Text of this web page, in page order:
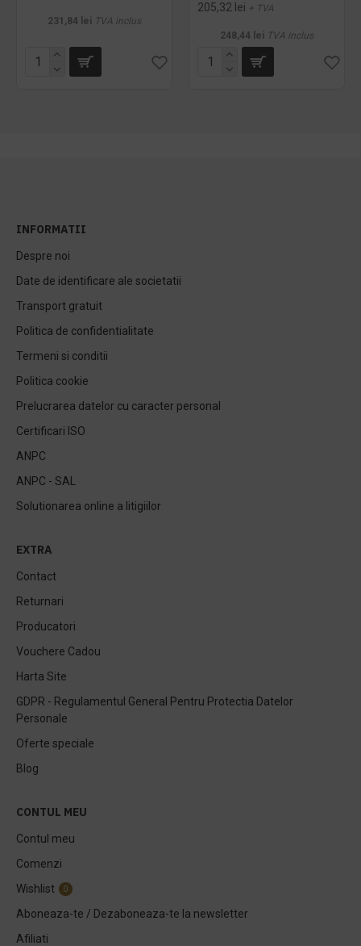
231,84 lei TVA inclus
205,32 lei + TVA
248,44 lei TVA inclus
INFORMATII
Despre noi
Date de identificare ale societatii
Transport gratuit
Politica de confidentialitate
Termeni si conditii
Politica cookie
Prelucrarea datelor cu caracter personal
Certificari ISO
ANPC
ANPC - SAL
Solutionarea online a litigiilor
EXTRA
Contact
Returnari
Producatori
Vouchere Cadou
Harta Site
GDPR - Regulamentul General Pentru Protectia Datelor
Personale
Oferte speciale
Blog
CONTUL MEU
Contul meu
Comenzi
Wishlist
0
Aboneaza-te / Dezaboneaza-te la newsletter
Afiliati